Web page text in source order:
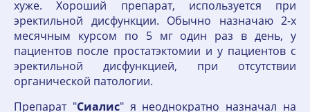
хуже. Хороший препарат, используется при
эректильной дисфункции. Обычно назначаю 2-х
месячным курсом по 5 мг один раз в день, у
пациентов после простатэктомии и у пациентов с
эректильной дисфункцией, при отсутствии
органической патологии.
Препарат "Сиалис" я неоднократно назначал на